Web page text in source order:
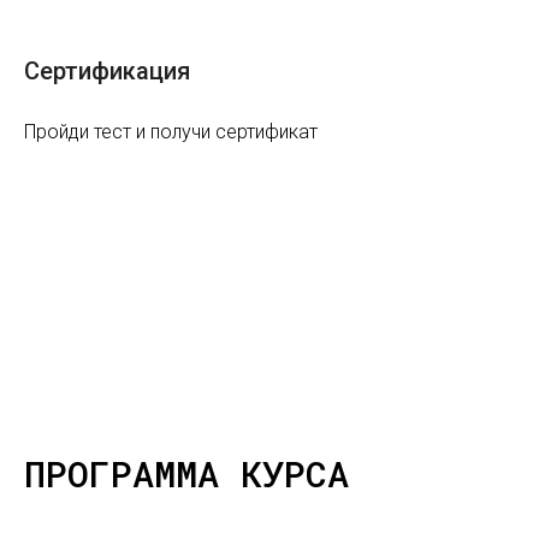
Сертификация
Пройди тест и получи сертификат
ПРОГРАММА КУРСА